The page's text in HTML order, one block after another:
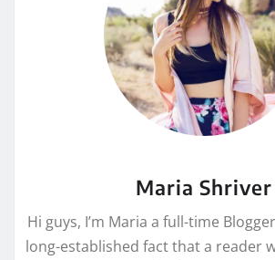
Maria Shriver
Hi guys, I’m Maria a full-time
long-established fact that a reader